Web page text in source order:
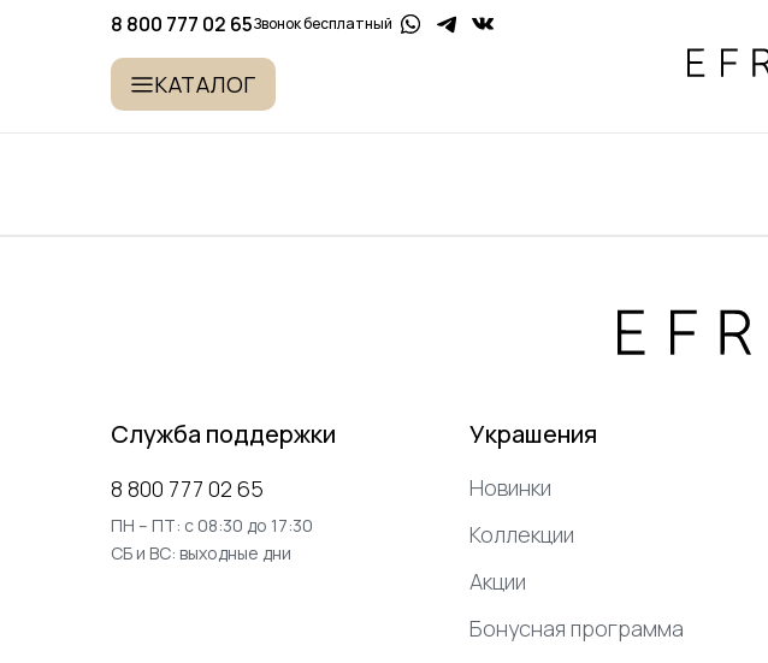
8 800 777 02 65Звонок бесплатный
КАТАЛОГ
Служба поддержки
8 800 777 02 65
ПН – ПТ: с 08:30 до 17:30
СБ и ВС: выходные дни
Украшения
Новинки
Коллекции
Акции
Бонусная программа